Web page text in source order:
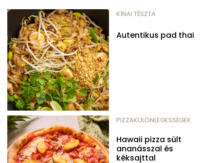
KÍNAI TÉSZTA
Autentikus pad thai
PIZZAKÜLÖNLEGESSÉGEK
Hawaii pizza sült
ananásszal és
kéksajttal